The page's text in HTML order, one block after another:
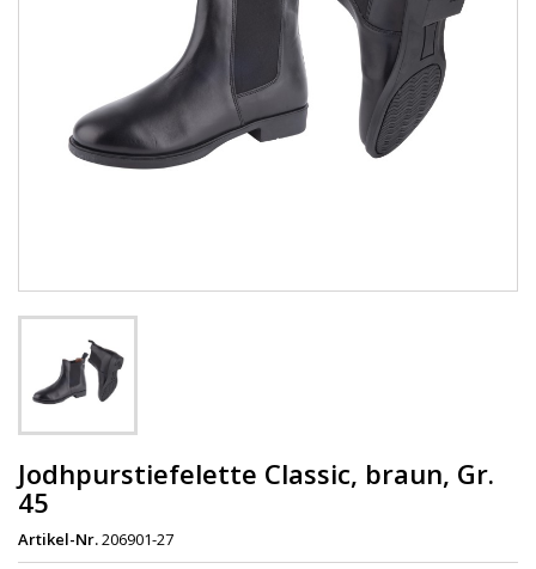
Jodhpurstiefelette Classic, braun, Gr.
45
Artikel-Nr.206901-27